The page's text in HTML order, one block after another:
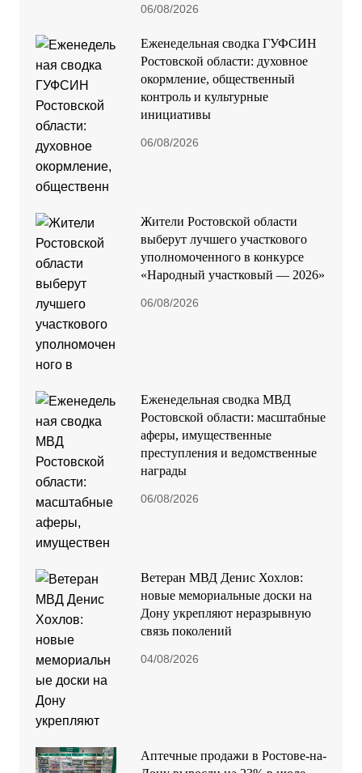
06/08/2026
Еженедельная сводка ГУФСИН
Ростовской области: духовное
окормление, общественный
контроль и культурные
инициативы
06/08/2026
Жители Ростовской области
выберут лучшего участкового
уполномоченного в конкурсе
«Народный участковый — 2026»
06/08/2026
Еженедельная сводка МВД
Ростовской области: масштабные
аферы, имущественные
преступления и ведомственные
награды
06/08/2026
Ветеран МВД Денис Хохлов:
новые мемориальные доски на
Дону укрепляют неразрывную
связь поколений
04/08/2026
Аптечные продажи в Ростове-на-